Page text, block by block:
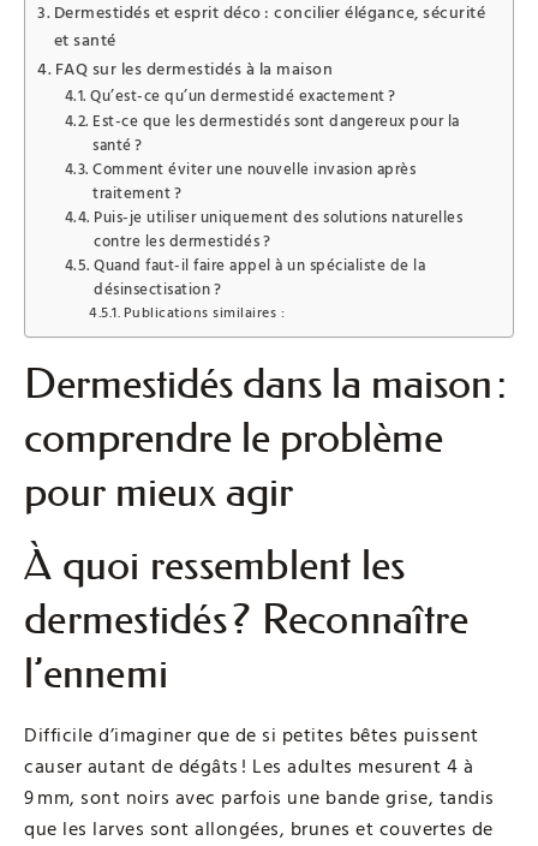
Dermestidés et esprit déco : concilier élégance, sécurité
et santé
FAQ sur les dermestidés à la maison
Qu’est-ce qu’un dermestidé exactement ?
Est-ce que les dermestidés sont dangereux pour la
santé ?
Comment éviter une nouvelle invasion après
traitement ?
Puis-je utiliser uniquement des solutions naturelles
contre les dermestidés ?
Quand faut-il faire appel à un spécialiste de la
désinsectisation ?
Publications similaires :
Dermestidés dans la maison :
comprendre le problème
pour mieux agir
À quoi ressemblent les
dermestidés ? Reconnaître
l’ennemi
Difficile d’imaginer que de si petites bêtes puissent
causer autant de dégâts ! Les adultes mesurent 4 à
9 mm, sont noirs avec parfois une bande grise, tandis
que les larves sont allongées, brunes et couvertes de